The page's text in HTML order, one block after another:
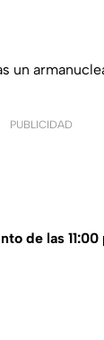
un
PUBLICIDAD
de las